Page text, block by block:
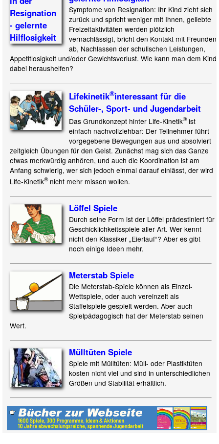
Symptome von Resignation: Ihr Kind zieht sich
zurück und spricht weniger mit Ihnen, geliebte
Freizeitaktivitäten werden plötzlich
vernachlässigt, bricht den Kontakt mit Freunden
ab, Nachlassen der schulischen Leistungen,
Appetitlosigkeit und/oder Gewichtsverlust. Wie kann man dem Kind
dabei heraushelfen?
Lifekinetik®interessant für die
Schüler-, Sport- und Jugendarbeit
Das Grundkonzept hinter Life-Kinetik®ist
einfach nachvollziehbar: Der Teilnehmer führt
vorgegebene Bewegungen aus und absolviert
zeitgleich Übungen für den Geist. Zunächst mag sich das Ganze
etwas merkwürdig anhören, und auch die Koordination ist am
Anfang schwierig, wer sich jedoch einmal darauf einlässt, der wird
Life-Kinetik®nicht mehr missen wollen.
Löffel Spiele
Durch seine Form ist der Löffel prädestiniert für
Geschicklichkeitsspiele aller Art. Wer kennt
nicht den Klassiker „Eierlauf“? Aber es gibt
noch einige Ideen mehr.
Meterstab Spiele
Die Meterstab-Spiele können als Einzel-
Wettspiele, oder auch vereinzelt als
Staffelspiele gespielt werden. Aber auch
Spielpädagogisch hat der Meterstab seinen
Wert.
Mülltüten Spiele
Spiele mit Mülltüten: Müll- oder Plastiktüten
kosten nicht viel und sind in unterschiedlichen
Größen und Stabilität erhältlich.